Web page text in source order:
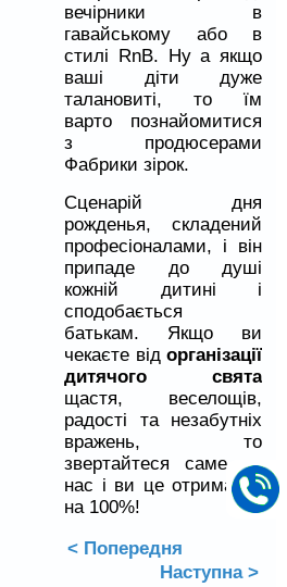
вечірники в
гавайському або в
стилі RnB. Ну а якщо
ваші діти дуже
талановиті, то їм
варто познайомитися
з продюсерами
Фабрики зірок.
Сценарій дня
рожденья, складений
професіоналами, і він
припаде до душі
кожній дитині і
сподобається
батькам. Якщо ви
чекаєте від організації
дитячого свята
щастя, веселощів,
радості та незабутніх
вражень, то
звертайтеся саме до
нас і ви це отримаєте
на 100%!
< Попередня
Наступна >